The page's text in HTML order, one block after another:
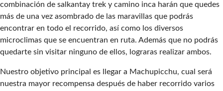
combinación de salkantay trek y camino inca harán que quedes
más de una vez asombrado de las maravillas que podrás
encontrar en todo el recorrido, así como los diversos
microclimas que se encuentran en ruta. Además que no podrás
quedarte sin visitar ninguno de ellos, lograras realizar ambos.
Nuestro objetivo principal es llegar a Machupicchu, cual será
nuestra mayor recompensa después de haber recorrido varios